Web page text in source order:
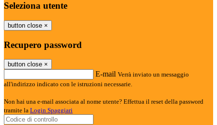
Seleziona utente
button close ×
Recupero password
button close ×
E-mail Verrà inviato un messaggio
all'indirizzo indicato con le istruzioni necessarie.
Non hai una e-mail associata al nome utente? Effettua il reset della password
tramite la Login Spaggiari